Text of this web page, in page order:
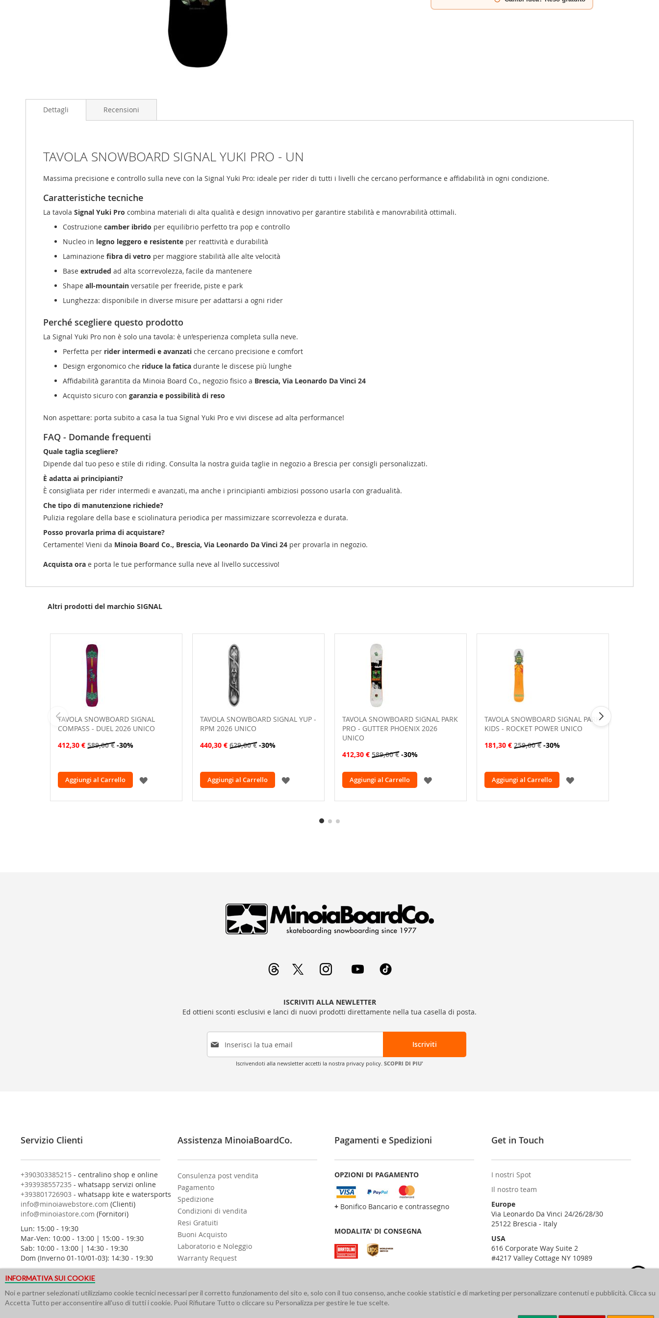
to
gallery
Dettagli
TAVOLA SNOWBOARD SIGNAL YUKI PRO - UN
Massima precisione e controllo sulla neve con la Signal Yuki Pro: ideale per rider di tutti i livelli che cercano performance e affidabilità in ogni condizione.
Caratteristiche tecniche
La tavola Signal Yuki Pro combina materiali di alta qualità e design innovativo per garantire stabilità e manovrabilità ottimali.
Costruzione camber ibrido per equilibrio perfetto tra pop e controllo
Nucleo in legno leggero e resistente per reattività e durabilità
Laminazione fibra di vetro per maggiore stabilità alle alte velocità
Base extruded ad alta scorrevolezza, facile da mantenere
Shape all-mountain versatile per freeride, piste e park
Lunghezza: disponibile in diverse misure per adattarsi a ogni rider
Perché scegliere questo prodotto
La Signal Yuki Pro non è solo una tavola: è un’esperienza completa sulla neve.
Perfetta per rider intermedi e avanzati che cercano precisione e comfort
Design ergonomico che riduce la fatica durante le discese più lunghe
Affidabilità garantita da Minoia Board Co., negozio fisico a Brescia, Via Leonardo Da Vinci 24
Acquisto sicuro con garanzia e possibilità di reso
Non aspettare: porta subito a casa la tua Signal Yuki Pro e vivi discese ad alta performance!
FAQ - Domande frequenti
Quale taglia scegliere?
Dipende dal tuo peso e stile di riding. Consulta la nostra guida taglie in negozio a Brescia per consigli personalizzati.
È adatta ai principianti?
È consigliata per rider intermedi e avanzati, ma anche i principianti ambiziosi possono usarla con gradualità.
Che tipo di manutenzione richiede?
Pulizia regolare della base e sciolinatura periodica per massimizzare scorrevolezza e durata.
Posso provarla prima di acquistare?
Certamente! Vieni da Minoia Board Co., Brescia, Via Leonardo Da Vinci 24 per provarla in negozio.
Acquista ora e porta le tue performance sulla neve al livello successivo!
Recensioni
Altri prodotti del marchio SIGNAL
TAVOLA SNOWBOARD SIGNAL
COMPASS - DUEL 2026 UNICO
412,30 € 589,00 € -30%
Aggiungi al Carrello
AGGIUNGI
TAVOLA SNOWBOARD SIGNAL YUP -
RPM 2026 UNICO
440,30 € 629,00 € -30%
Aggiungi al Carrello
AGGIUNGI
TAVOLA SNOWBOARD SIGNAL PARK
PRO - GUTTER PHOENIX 2026
UNICO
412,30 € 589,00 € -30%
Aggiungi al Carrello
AGGIUNGI
TAVOLA SNOWBOARD SIGNAL PARK
KIDS - ROCKET POWER UNICO
181,30 € 259,00 € -30%
Aggiungi al Carrello
AGGIUNGI
ISCRIVITI ALLA NEWLETTER
Ed ottieni sconti esclusivi e lanci di nuovi prodotti direttamente nella tua casella di posta.
I
c
l
n
o
s
t
r
a
N
e
w
s
l
e
t
e
Iscriviti
Iscrivendoti alla newsletter accetti la nostra privacy policy. SCOPRI DI PIU'
Servizio Clienti
+390303385215 - centralino shop e online
+393938557235 - whatsapp servizi online
+393801726903 - whatsapp kite e watersports
info@minoiawebstore.com (Clienti)
info@minoiastore.com (Fornitori)
Lun: 15:00 - 19:30
Mar-Ven: 10:00 - 13:00 | 15:00 - 19:30
Sab: 10:00 - 13:00 | 14:30 - 19:30
Dom (Inverno 01-10/01-03): 14:30 - 19:30
Assistenza MinoiaBoardCo.
Consulenza post vendita
Pagamento
Spedizione
Condizioni di vendita
Resi Gratuiti
Buoni Acquisto
Laboratorio e Noleggio
Warranty Request
Pagamenti e Spedizioni
OPZIONI DI PAGAMENTO
+ Bonifico Bancario e contrassegno
MODALITA' DI CONSEGNA
Get in Touch
I nostri Spot
Il nostro team
Europe
Via Leonardo Da Vinci 24/26/28/30
25122 Brescia - Italy
USA
616 Corporate Way Suite 2
#4217 Valley Cottage NY 10989
INFORMATIVA SUI COOKIE
Noi e partner selezionati utilizziamo cookie tecnici necessari per il corretto funzionamento del sito e, solo con il tuo consenso, anche cookie statistici e di marketing per personalizzare contenuti e pubblicità. Clicca su
Accetta Tutto per acconsentire all'uso di tutti i cookie. Puoi Rifiutare Tutto o cliccare su Personalizza per gestire le tue scelte.